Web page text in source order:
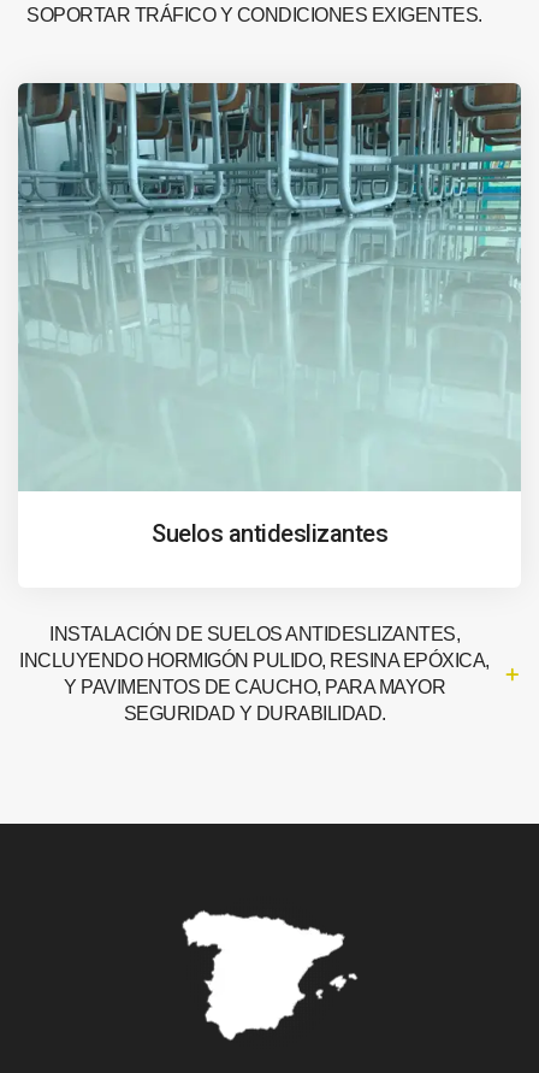
SOPORTAR TRÁFICO Y CONDICIONES EXIGENTES.
Suelos antideslizantes
INSTALACIÓN DE SUELOS ANTIDESLIZANTES,
INCLUYENDO HORMIGÓN PULIDO, RESINA EPÓXICA,
Y PAVIMENTOS DE CAUCHO, PARA MAYOR
SEGURIDAD Y DURABILIDAD.